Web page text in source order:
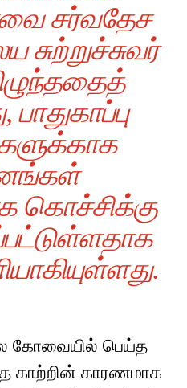
சர்வதேச
சுற்றுச்சுவர்
கொச்சிக்கு
கோவையில் பெய்த
காற்றின் காரணமாக